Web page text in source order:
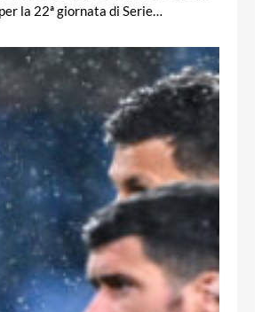
la 22ª giornata di Serie…